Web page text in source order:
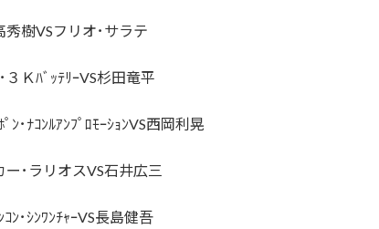
VSフリオ･サラテ
ﾊﾞｯﾃﾘｰVS杉田竜平
ﾙｱﾝﾌﾟﾛﾓｰｼｮﾝVS西岡利晃
リオスVS石井広三
ﾜﾝﾁｬｰVS長島健吾